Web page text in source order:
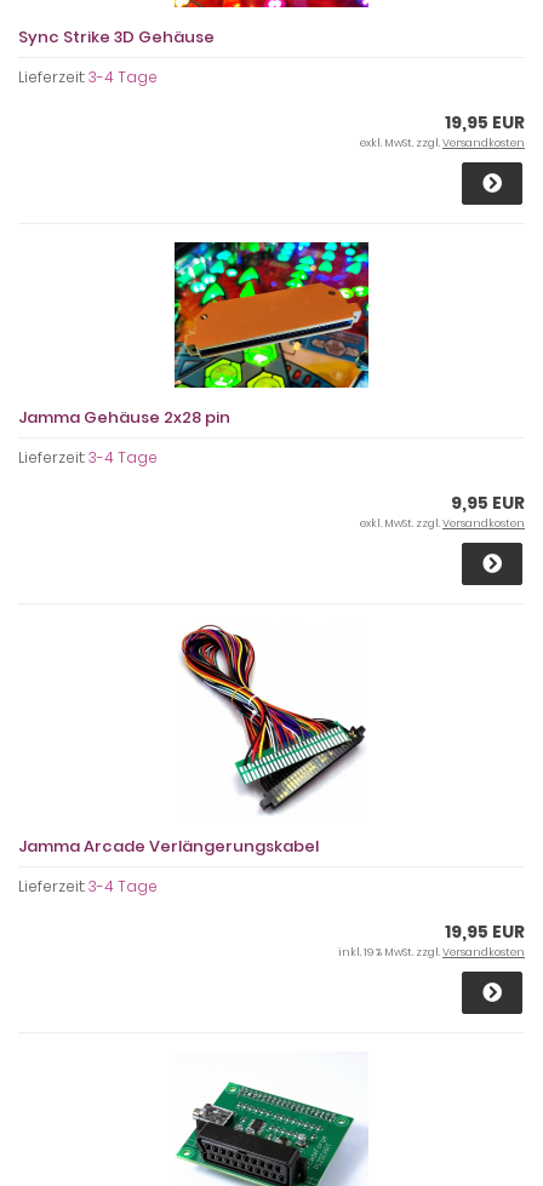
Sync Strike 3D Gehäuse
Lieferzeit:3-4 Tage
19,95 EUR
exkl. MwSt. zzgl.Versandkosten
Jamma Gehäuse 2x28 pin
Lieferzeit:3-4 Tage
9,95 EUR
exkl. MwSt. zzgl.Versandkosten
Jamma Arcade Verlängerungskabel
Lieferzeit:3-4 Tage
19,95 EUR
inkl. 19 % MwSt. zzgl.Versandkosten